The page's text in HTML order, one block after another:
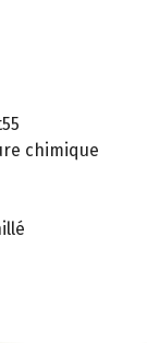
chimique